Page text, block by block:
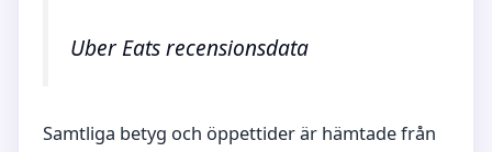
Uber Eats recensionsdata
Samtliga betyg och öppettider är hämtade från